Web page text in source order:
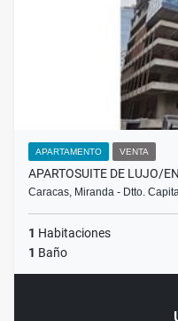
APARTAMENTO VENTA
APARTOSUITE DE LUJO/
Caracas, Miranda - Dtto.
1 Habitaciones
1 Baño